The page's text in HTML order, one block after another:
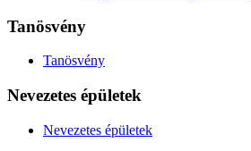
Tanösvény
Tanösvény
Nevezetes épületek
Nevezetes épületek